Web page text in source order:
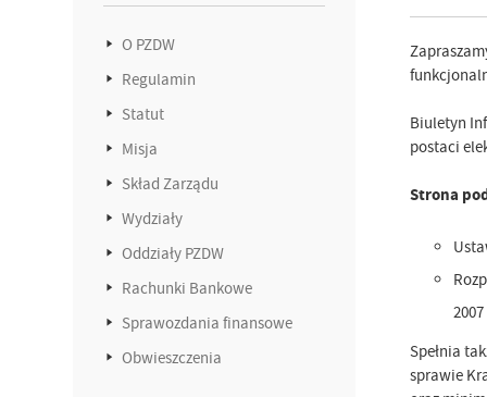
O PZDW
Regulamin
Statut
Misja
Skład Zarządu
Wydziały
Oddziały PZDW
Rachunki Bankowe
Sprawozdania finansowe
Obwieszczenia
Biuletyn
postaci
Strona
Spełnia
sprawie